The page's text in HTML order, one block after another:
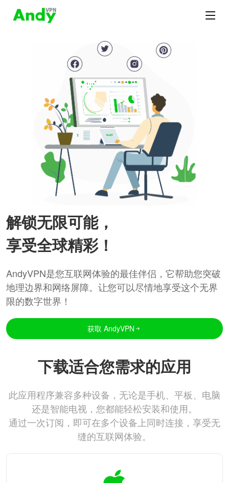
解锁无限可能，
享受全球精彩！
AndyVPN是您互联网体验的最佳伴侣，它帮助您突破
地理边界和网络屏障。让您可以尽情地享受这个无界
限的数字世界！
获取 AndyVPN
下载适合您需求的应用
此应用程序兼容多种设备，无论是手机、平板、电脑
还是智能电视，您都能轻松安装和使用。
通过一次订阅，即可在多个设备上同时连接，享受无
缝的互联网体验。